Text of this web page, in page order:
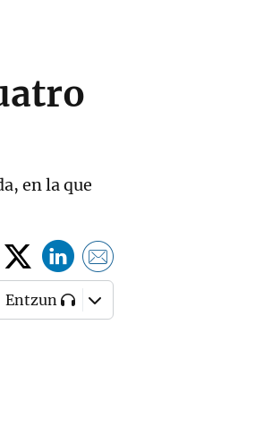
en la que
Entzun